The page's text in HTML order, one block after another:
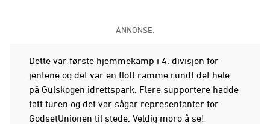
ANNONSE:
Dette var første hjemmekamp i 4. divisjon for
jentene og det var en flott ramme rundt det hele
på Gulskogen idrettspark. Flere supportere hadde
tatt turen og det var sågar representanter for
GodsetUnionen til stede. Veldig moro å se!